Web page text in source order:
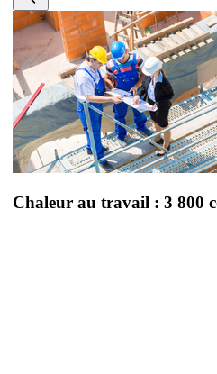
Chaleur au travail : 3 800